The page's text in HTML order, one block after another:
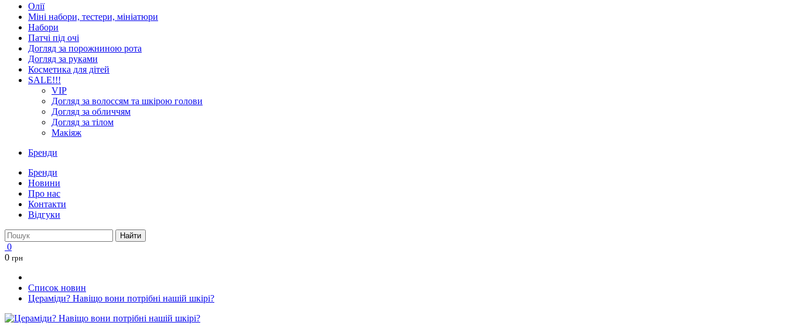
Олії
Міні набори, тестери, мініатюри
Набори
Патчі під очі
Догляд за порожниною рота
Догляд за руками
Косметика для дітей
SALE!!!
VIP
Догляд за волоссям та шкірою голови
Догляд за обличчям
Догляд за тілом
Макіяж
Бренди
Бренди
Новини
Про нас
Контакти
Відгуки
Найти
0
0 грн
Список новин
Цераміди? Навіщо вони потрібні нашій шкірі?